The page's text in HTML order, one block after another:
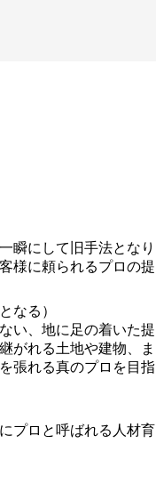
瞬にして旧手法となり
様に頼られるプロの提
なる）
い、地に足の着いた提
がれる土地や建物、ま
張れる真のプロを目指
プロと呼ばれる人材育